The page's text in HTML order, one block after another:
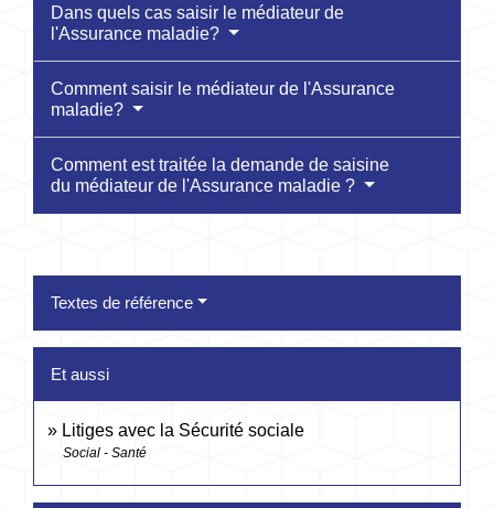
Dans quels cas saisir le médiateur de
l'Assurance maladie?
Comment saisir le médiateur de l'Assurance
maladie?
Comment est traitée la demande de saisine
du médiateur de l'Assurance maladie ?
Textes de référence
Et aussi
Litiges avec la Sécurité sociale
Social - Santé